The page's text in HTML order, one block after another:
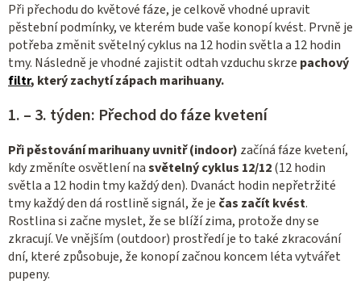
Při přechodu do květové fáze, je celkově vhodné upravit
pěstební podmínky, ve kterém bude vaše konopí kvést. Prvně je
potřeba změnit světelný cyklus na 12 hodin světla a 12 hodin
tmy. Následně je vhodné zajistit odtah vzduchu skrze pachový
filtr, který zachytí zápach marihuany.
1. – 3. týden: Přechod do fáze kvetení
Při pěstování marihuany uvnitř (indoor) začíná fáze kvetení,
kdy změníte osvětlení nasvětelný cyklus 12/12(12 hodin
světla a 12 hodin tmy každý den). Dvanáct hodin nepřetržité
tmy každý den dá rostlině signál, že je čas začít kvést.
Rostlina si začne myslet, že se blíží zima, protože dny se
zkracují. Ve vnějším (outdoor) prostředí je to také zkracování
dní, které způsobuje, že konopí začnou koncem léta vytvářet
pupeny.